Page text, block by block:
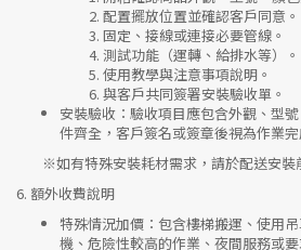
配置擺放位置並確認客戶同意。
固定、接線或連接必要管線。
測試功能（運轉、給排水等）。
使用教學與注意事項說明。
與客戶共同簽署安裝驗收單。
安裝驗收 ：驗收項目應包含外觀、型
件齊全，客戶簽名或簽章後視為作業完
※如有特殊安裝耗材需求，請於配送安裝
6. 額外收費說明
特殊情況加價 ：包含樓梯搬運、使用
機、危險性較高的作業、夜間服務或